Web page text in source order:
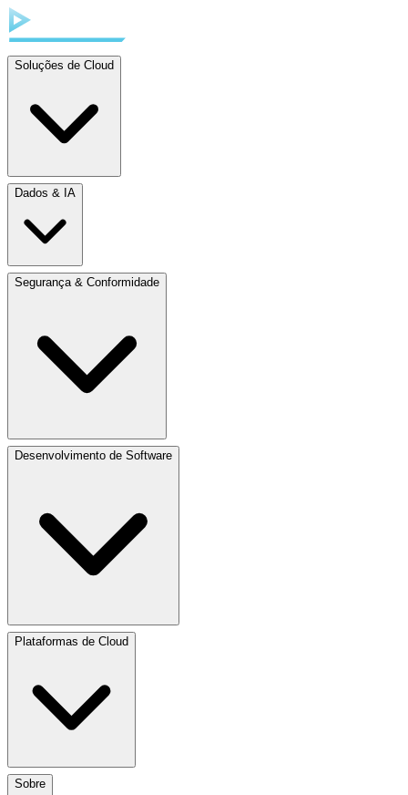
Soluções de Cloud
Dados & IA
Segurança & Conformidade
Desenvolvimento de Software
Plataformas de Cloud
Sobre